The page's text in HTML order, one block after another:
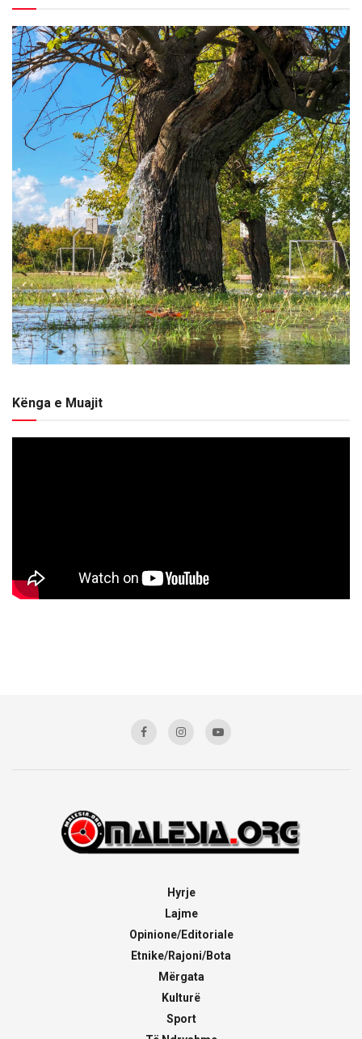
Kënga e Muajit
Hyrje
Lajme
Opinione/Editoriale
Etnike/Rajoni/Bota
Mërgata
Kulturë
Sport